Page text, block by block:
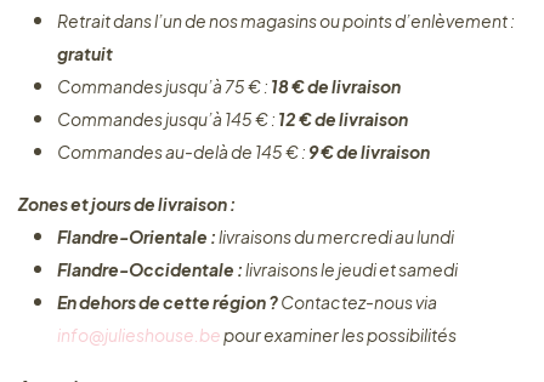
Retrait dans l’un de nos magasins ou points d’enlèvement :
gratuit
Commandes jusqu’à 75 € : 18 € de livraison
Commandes jusqu’à 145 € : 12 € de livraison
Commandes au-delà de 145 € : 9 € de livraison
Zones et jours de livraison :
Flandre-Orientale :livraisons du mercredi au lundi
Flandre-Occidentale :livraisons le jeudi et samedi
En dehors de cette région ?Contactez-nous via
info@julieshouse.bepour examiner les possibilités